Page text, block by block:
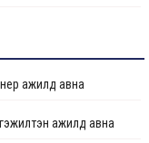
дүүрэг, 23
засварын ажил
ажилд авна
ажилд авна